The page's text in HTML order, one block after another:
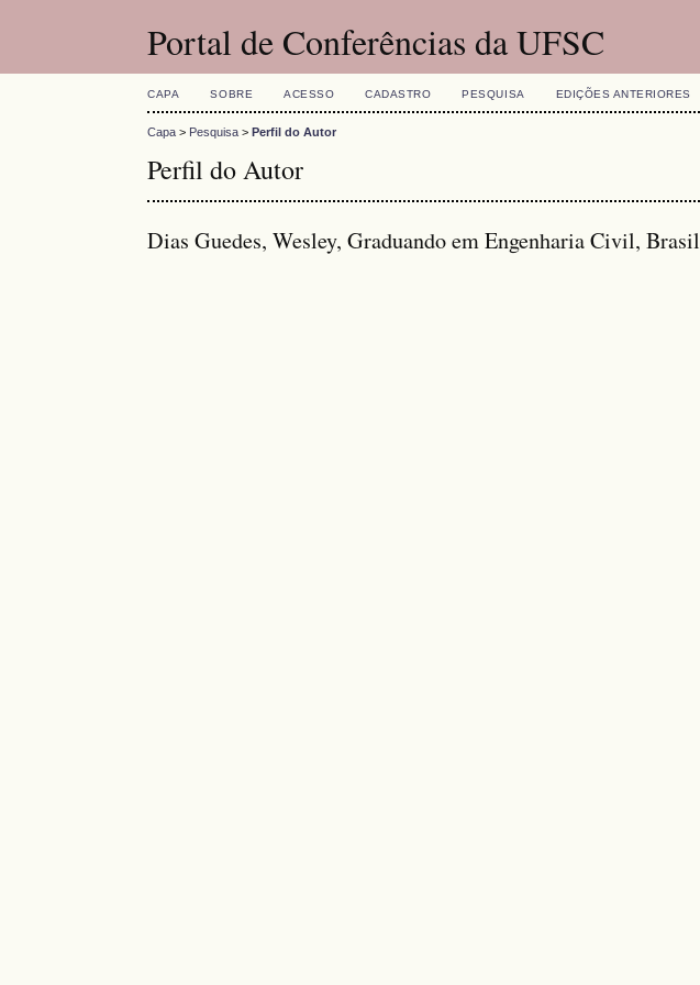
Portal de Conferências da UFSC
CAPA SOBRE ACESSO CADASTRO PESQUISA EDIÇÕES ANTERIORES
Capa > Pesquisa >Perfil do Autor
Perfil do Autor
Dias Guedes, Wesley, Graduando em Engenharia Civil, Brasil